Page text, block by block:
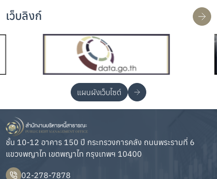
เว็บลิงก์
แผนผังเว็บไซต์
ชั้น 10-12 อาคาร 150 ปี กระทรวงการคลัง ถนนพระรามที่ 6
แขวงพญาไท เขตพญาไท กรุงเทพฯ 10400
02-278-7878